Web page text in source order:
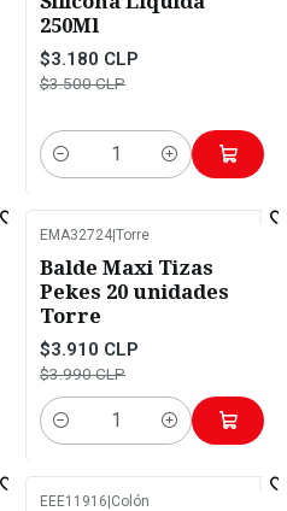
250Ml
$3.180 CLP
$3.500 CLP
Cantidad
EMA32724 Torre
Balde Maxi Tizas
Pekes 20 unidades
Torre
$3.910 CLP
$3.990 CLP
Cantidad
EEE11916 Colón